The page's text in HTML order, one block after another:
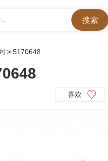
> 5170648
喜欢